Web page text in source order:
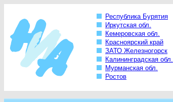
Республика Бурятия
Иркутская обл.
Кемеровская обл.
Красноярский край
ЗАТО Железногорск
Калининградская обл.
Мурманская обл.
Ростов